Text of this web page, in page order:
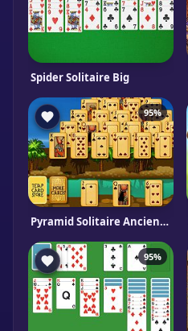
Spider Solitaire Big
95%
Pyramid Solitaire Ancient Egypt
95%